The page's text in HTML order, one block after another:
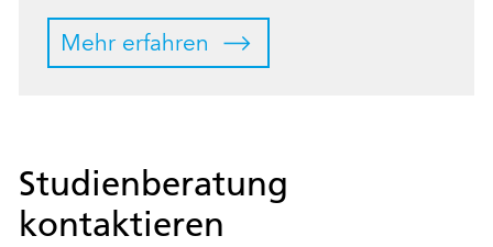
Mehr erfahren
Studienberatung
kontaktieren